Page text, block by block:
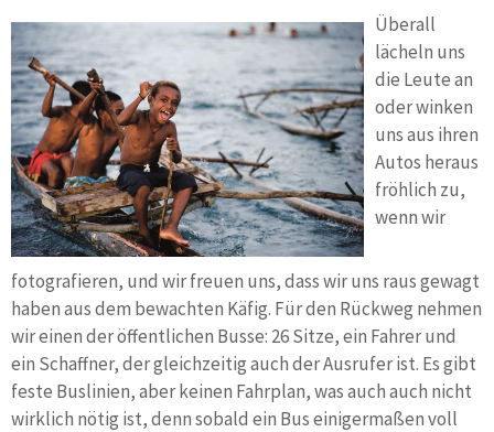
Überall
lächeln uns
die Leute an
oder winken
uns aus ihren
Autos heraus
fröhlich zu,
wenn wir
fotografieren, und wir freuen uns, dass wir uns raus gewagt
haben aus dem bewachten Käfig. Für den Rückweg nehmen
wir einen der öffentlichen Busse: 26 Sitze, ein Fahrer und
ein Schaffner, der gleichzeitig auch der Ausrufer ist. Es gibt
feste Buslinien, aber keinen Fahrplan, was auch auch nicht
wirklich nötig ist, denn sobald ein Bus einigermaßen voll